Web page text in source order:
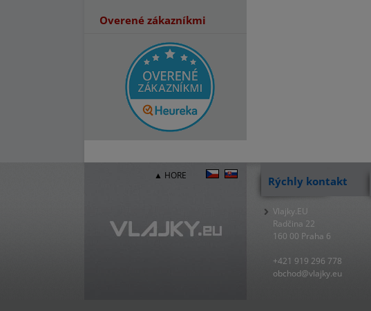
Overené zákazníkmi
▲ HORE Rýchly kontakt
Vlajky.EU
Radčina 22
160 00 Praha 6
+421 919 296 778
obchod@vlajky.eu